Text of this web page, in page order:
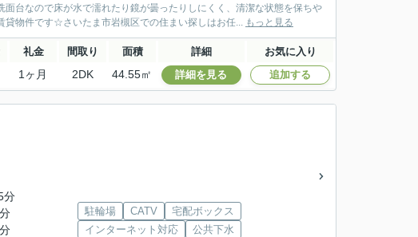
台なので床が水で濡れたり鏡が曇ったりしにくく、清潔な状態を保ちや
物件です☆さいたま市岩槻区での住まい探しはお任... もっと見る
礼金 間取り 面積 詳細 お気に入り
1ヶ月 2DK 44.55㎡ 詳細を見る 追加する
分
駐輪場 CATV
宅配ボックス
インターネット対応
公共下水